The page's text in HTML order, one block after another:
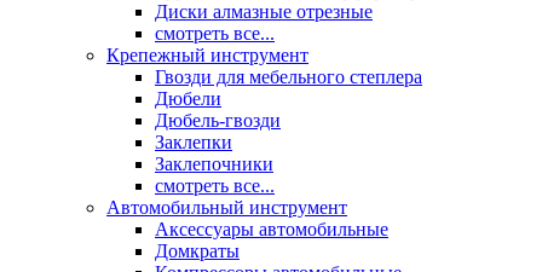
Диски алмазные отрезные
смотреть все...
Крепежный инструмент
Гвозди для мебельного степлера
Дюбели
Дюбель-гвозди
Заклепки
Заклепочники
смотреть все...
Автомобильный инструмент
Аксессуары автомобильные
Домкраты